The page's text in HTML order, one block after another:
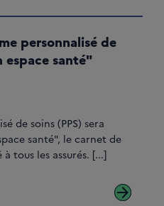
personnalisé de
espace santé"
de soins (PPS) sera
santé", le carnet de
tous les assurés. [...]
arrow_forward